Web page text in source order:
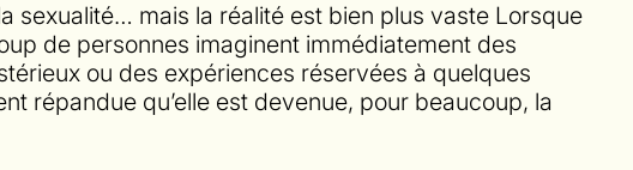
sexualité… mais la réalité est bien plus vaste Lorsque
de personnes imaginent immédiatement des
ou des expériences réservées à quelques
répandue qu’elle est devenue, pour beaucoup, la